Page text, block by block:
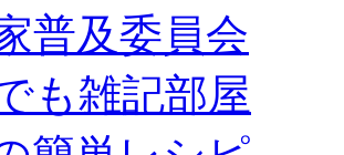
普及委員会
も雑記部屋